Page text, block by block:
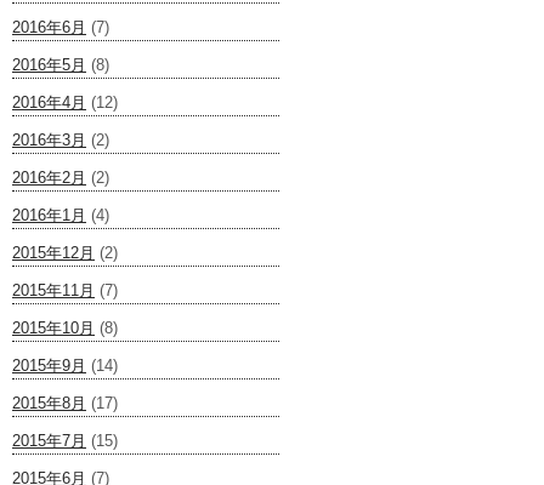
2016年6月 (7)
2016年5月 (8)
2016年4月 (12)
2016年3月 (2)
2016年2月 (2)
2016年1月 (4)
2015年12月 (2)
2015年11月 (7)
2015年10月 (8)
2015年9月 (14)
2015年8月 (17)
2015年7月 (15)
2015年6月 (7)